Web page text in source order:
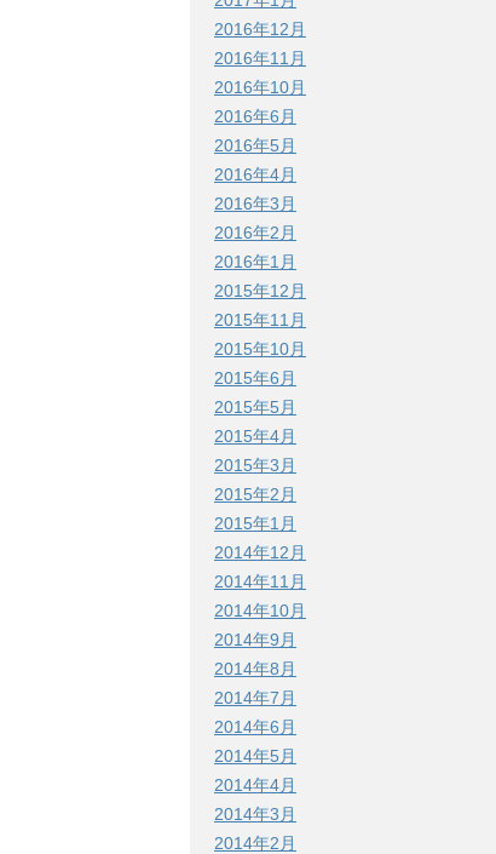
2016年12月
2016年11月
2016年10月
2016年6月
2016年5月
2016年4月
2016年3月
2016年2月
2016年1月
2015年12月
2015年11月
2015年10月
2015年6月
2015年5月
2015年4月
2015年3月
2015年2月
2015年1月
2014年12月
2014年11月
2014年10月
2014年9月
2014年8月
2014年7月
2014年6月
2014年5月
2014年4月
2014年3月
2014年2月